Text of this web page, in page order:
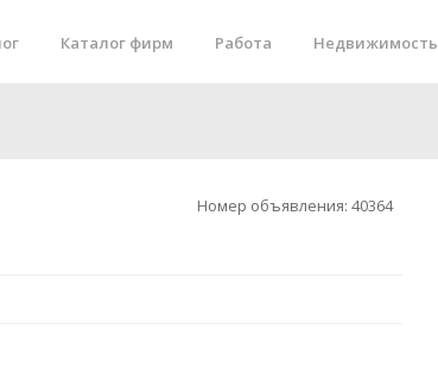
Каталог фирм Работа Недвижимость
Номер объявления: 40364